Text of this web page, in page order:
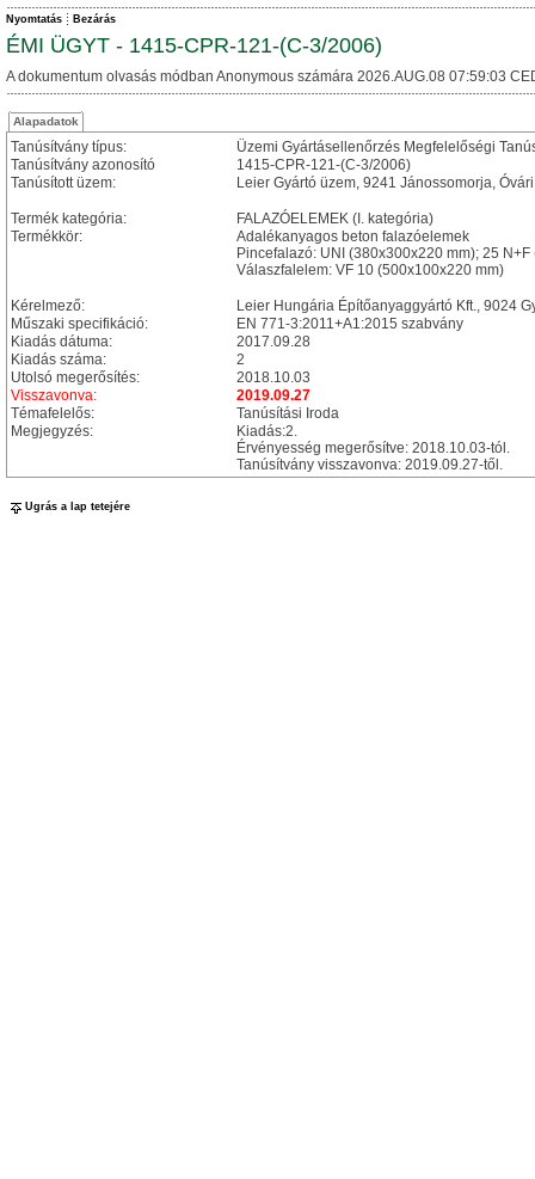
Nyomtatás Bezárás
ÉMI ÜGYT - 1415-CPR-121-(C-3/2006)
A dokumentum olvasás módban Anonymous számára 2026.AUG.08 07:59:03
Alapadatok
Tanúsítvány típus:
Üzemi Gyártásellenőrzés Megfelelőségi
Tanúsítvány azonosító
1415-CPR-121-(C-3/2006)
Tanúsított üzem:
Leier Gyártó üzem, 9241 Jánossomorja,
Termék kategória:
FALAZÓELEMEK (I. kategória)
Termékkör:
Adalékanyagos beton falazóelemek
Pincefalazó: UNI (380x300x220 mm); 25
Válaszfalelem: VF 10 (500x100x220 mm)
Kérelmező:
Leier Hungária Építőanyaggyártó Kft., 9024
Műszaki specifikáció:
EN 771-3:2011+A1:2015 szabvány
Kiadás dátuma:
2017.09.28
Kiadás száma:
2
Utolsó megerősítés:
2018.10.03
Visszavonva:
2019.09.27
Témafelelős:
Tanúsítási Iroda
Megjegyzés:
Kiadás:2.
Érvényesség megerősítve: 2018.10.03-tól.
Tanúsítvány visszavonva: 2019.09.27-től.
Ugrás a lap tetejére